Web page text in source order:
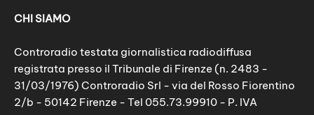
CHI SIAMO
Controradio testata giornalistica radiodiffusa
registrata presso il Tribunale di Firenze (n. 2483 -
31/03/1976) Controradio Srl - via del Rosso Fiorentino
2/b - 50142 Firenze - Tel 055.73.99910 - P. IVA